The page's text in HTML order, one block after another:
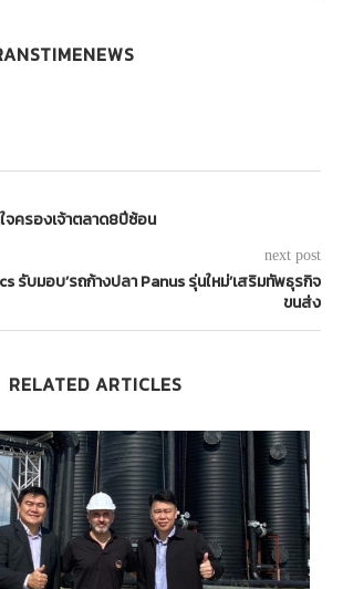
จครองเจ้าตลาด8ปีซ้อน
next post
รับมอบ’รถก้างปลา Panus รุ่นใหม่’เสริมทัพธุรกิจ
ขนส่ง
RELATED ARTICLES